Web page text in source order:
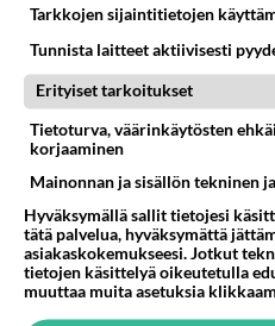
arvostelen silti😂
Äänestä
Anonyymi
2023-06-08 16:47:39
älytä poikkirinteeseen
etenemissuunta rinnettä
jonkunmoisen
käynyt mies olisi olisi
Tarkkojen sijaintitietojen
Tunnista laitteet aktiivisesti
Erityiset tarkoitukset
Tietoturva, väärinkäytösten
korjaaminen
Mainonnan ja sisällön tekninen
Hyväksymällä sallit tietojesi
tätä palvelua, hyväksymättä
asiakaskokemukseesi. Jotkut
tietojen käsittelyä oikeutetulla
muuttaa muita asetuksia